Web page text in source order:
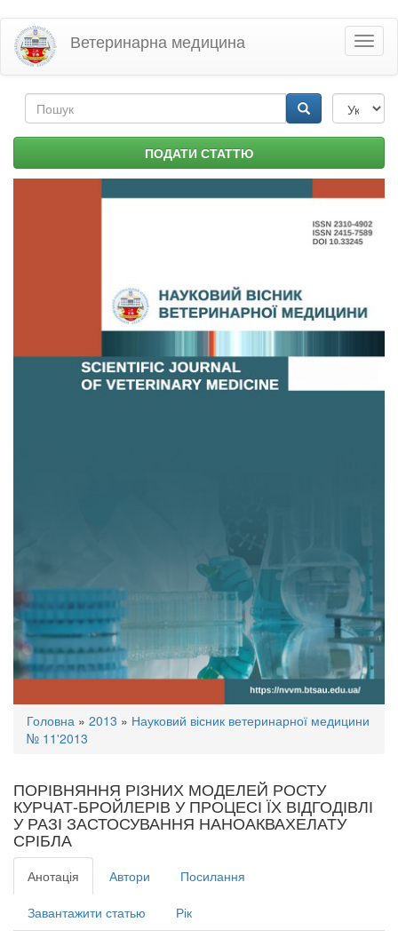
Перейти
основного
матеріалу
Ветеринарна медицина
Пошукова
форма ПОДАТИ СТАТТЮ
Ви
тут
Головна » 2013 » Науковий вісник ветеринарної медицини
№ 11'2013
ПОРІВНЯННЯ РІЗНИХ МОДЕЛЕЙ РОСТУ
КУРЧАТ-БРОЙЛЕРІВ У ПРОЦЕСІ ЇХ ВІДГОДІВЛІ
У РАЗІ ЗАСТОСУВАННЯ НАНОАКВАХЕЛАТУ
СРІБЛА
Анотація Автори Посилання
Завантажити статью Рік